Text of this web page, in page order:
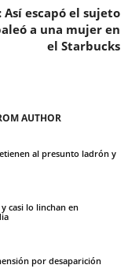
Así escapó el sujeto
a una mujer en
el Starbucks
AUTHOR
al presunto ladrón y
casi lo linchan en
por desaparición